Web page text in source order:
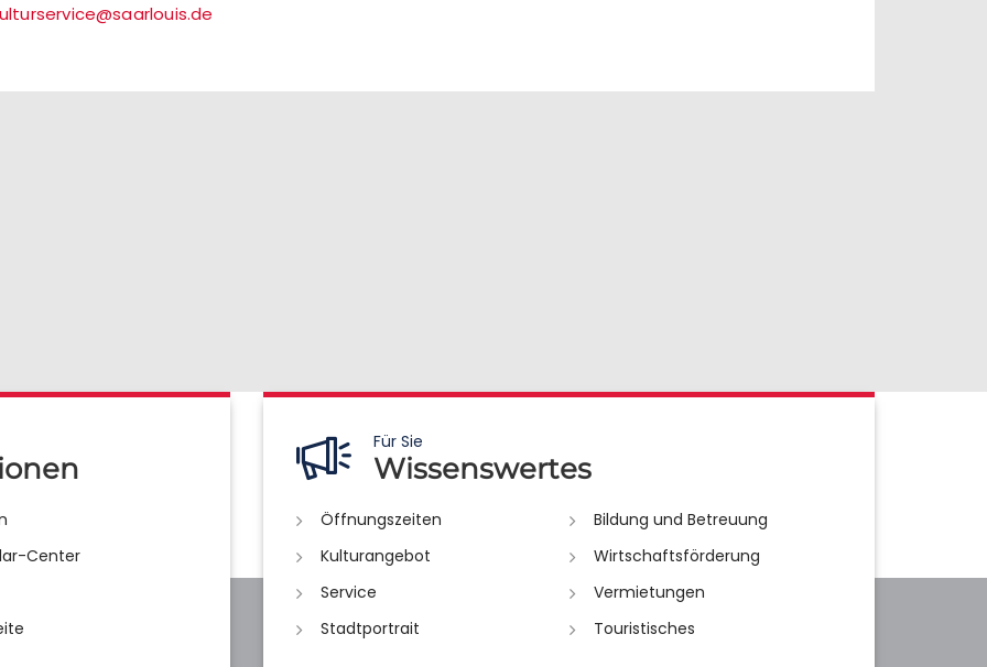
Center
Für Sie
Wissenswertes
Öffnungszeiten
Bildung und Betreuung
Kulturangebot
Wirtschaftsförderung
Service
Vermietungen
Stadtportrait
Touristisches